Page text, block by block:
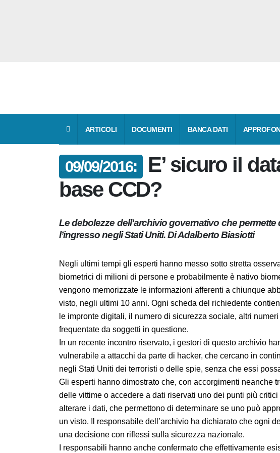
ARTICOLI DOCUMENTI BANCA DATI
09/09/2016:
E’ sicuro il
base CCD?
Le debolezze dell'archivio governativo che
l’ingresso negli Stati Uniti. Di Adalberto Biasiotti
Negli ultimi tempi gli esperti hanno messo sotto stretta
dati biometrici di milioni di persone e probabilmente è
questo archivio vengono memorizzate le informazioni
passaporto per gli Stati Uniti o visto, negli ultimi 10 anni.
personali come ad esempio la fotografia, le impronte
identificativi ed anche le scuole che sono state
In un recente incontro riservato, i gestori di questo
vulnerabile a attacchi da parte di hacker, che cercano in
introdurre negli Stati Uniti dei terroristi o delle spie,
identificati.
Gli esperti hanno dimostrato che, con accorgimenti
l’identità delle vittime o accedere a dati riservati uno dei
attaccante, di alterare i dati, che permettono di
rilascio di passaporto o di un visto. Il responsabile
afferente al rilascio di visti, rappresenta una decisione